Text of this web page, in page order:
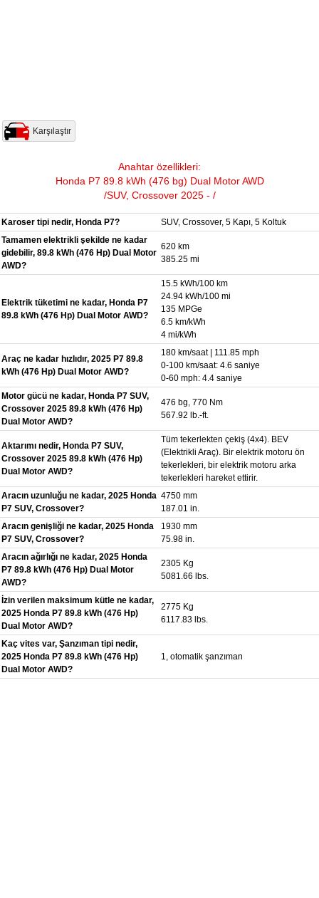
Karşılaştır
Anahtar özellikleri:
Honda P7 89.8 kWh (476 bg) Dual Motor AWD
/SUV, Crossover 2025 - /
Karoser tipi nedir, Honda P7?
SUV, Crossover, 5 Kapı, 5 Koltuk
Tamamen elektrikli şekilde ne kadar
gidebilir, 89.8 kWh (476 Hp) Dual Motor
AWD?
620 km
385.25 mi
Elektrik tüketimi ne kadar, Honda P7
89.8 kWh (476 Hp) Dual Motor AWD?
15.5 kWh/100 km
24.94 kWh/100 mi
135 MPGe
6.5 km/kWh
4 mi/kWh
Araç ne kadar hızlıdır, 2025 P7 89.8
kWh (476 Hp) Dual Motor AWD?
180 km/saat | 111.85 mph
0-100 km/saat: 4.6 saniye
0-60 mph: 4.4 saniye
Motor gücü ne kadar, Honda P7 SUV,
Crossover 2025 89.8 kWh (476 Hp)
Dual Motor AWD?
476 bg, 770 Nm
567.92 lb.-ft.
Aktarımı nedir, Honda P7 SUV,
Crossover 2025 89.8 kWh (476 Hp)
Dual Motor AWD?
Tüm tekerlekten çekiş (4x4). BEV
(Elektrikli Araç). Bir elektrik motoru ön
tekerlekleri, bir elektrik motoru arka
tekerlekleri hareket ettirir.
Aracın uzunluğu ne kadar, 2025 Honda
P7 SUV, Crossover?
4750 mm
187.01 in.
Aracın genişliği ne kadar, 2025 Honda
P7 SUV, Crossover?
1930 mm
75.98 in.
Aracın ağırlığı ne kadar, 2025 Honda
P7 89.8 kWh (476 Hp) Dual Motor
AWD?
2305 Kg
5081.66 lbs.
İzin verilen maksimum kütle ne kadar,
2025 Honda P7 89.8 kWh (476 Hp)
Dual Motor AWD?
2775 Kg
6117.83 lbs.
Kaç vites var, Şanzıman tipi nedir,
2025 Honda P7 89.8 kWh (476 Hp)
Dual Motor AWD?
1, otomatik şanzıman